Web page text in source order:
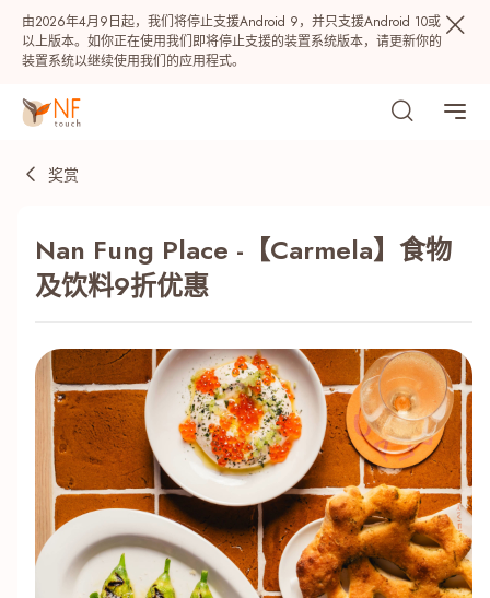
由2026年4月9日起，我们将停止支援Android 9，并只支援Android 10或
以上版本。如你正在使用我们即将停止支援的装置系统版本，请更新你的
装置系统以继续使用我们的应用程式。
NF 种籽 NF Points AIRSIDE 奖赏
最近搜寻纪录
奖赏
Nan Fung Place -【Carmela】食物
及饮料9折优惠